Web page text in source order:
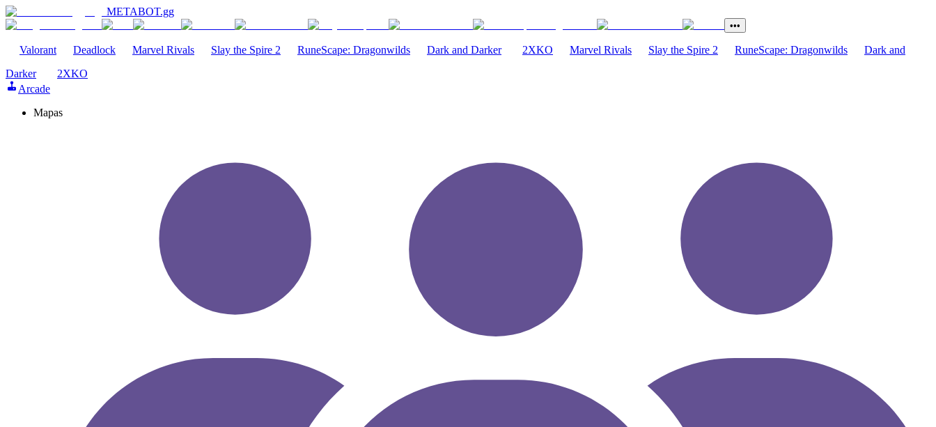
METABOT.gg
•••
Valorant Deadlock Marvel Rivals Slay the Spire 2 RuneScape: Dragonwilds Dark and Darker 2XKO Marvel Rivals Slay the Spire 2 RuneScape: Dragonwilds
Dark and
Darker
2XKO
Arcade
Mapas